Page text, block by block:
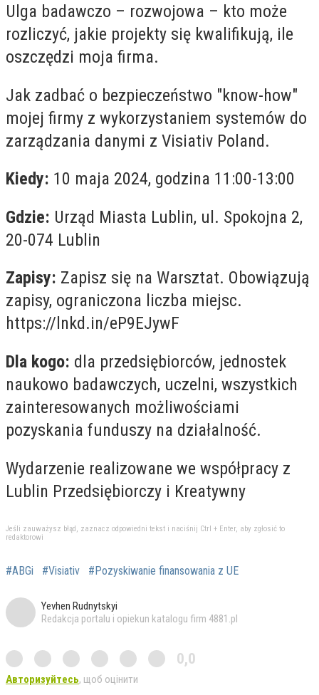
Ulga badawczo – rozwojowa – kto może
rozliczyć, jakie projekty się kwalifikują, ile
oszczędzi moja firma.
Jak zadbać o bezpieczeństwo "know-how"
mojej firmy z wykorzystaniem systemów do
zarządzania danymi z Visiativ Poland.
Kiedy: 10 maja 2024, godzina 11:00-13:00
Gdzie: Urząd Miasta Lublin, ul. Spokojna 2,
20-074 Lublin
Zapisy: Zapisz się na Warsztat. Obowiązują
zapisy, ograniczona liczba miejsc.
https://lnkd.in/eP9EJywF
Dla kogo: dla przedsiębiorców, jednostek
naukowo badawczych, uczelni, wszystkich
zainteresowanych możliwościami
pozyskania funduszy na działalność.
Wydarzenie realizowane we współpracy z
Lublin Przedsiębiorczy i Kreatywny
Jeśli zauważysz błąd, zaznacz odpowiedni tekst i naciśnij Ctrl + Enter, aby zgłosić to
redaktorowi
#ABGi #Visiativ #Pozyskiwanie finansowania z UE
Yevhen Rudnytskyi
Redakcja portalu i opiekun katalogu firm 4881.pl
0,0
Авторизуйтесь, щоб оцінити